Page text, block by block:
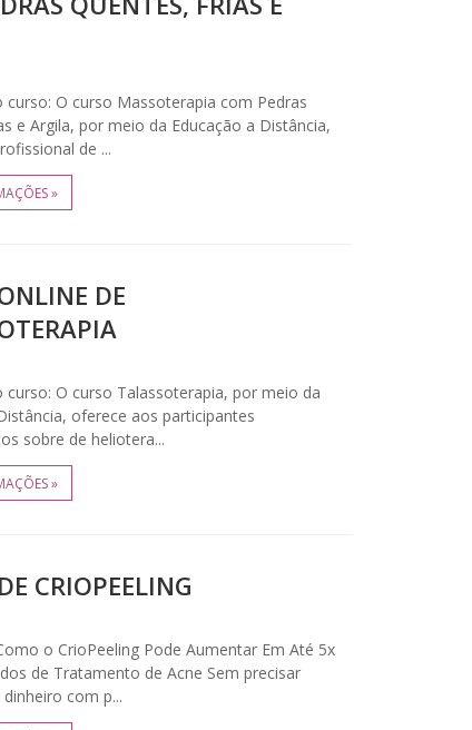
curso: O curso Massoterapia com Pedras
e Argila, por meio da Educação a Distância,
de ...
»
DE
curso: O curso Talassoterapia, por meio da
oferece aos participantes
sobre de heliotera...
»
CRIOPEELING
o CrioPeeling Pode Aumentar Em Até 5x
de Tratamento de Acne Sem precisar
com p...